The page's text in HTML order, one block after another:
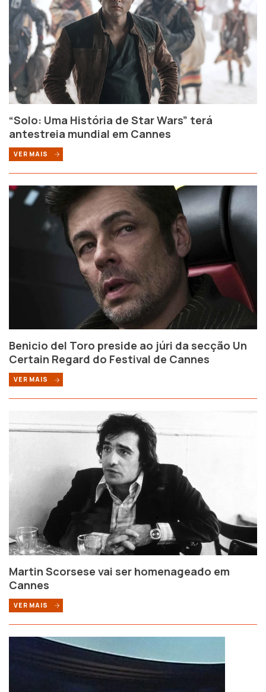
“Solo: Uma História de Star Wars” terá
antestreia mundial em Cannes
VER MAIS
Benicio del Toro preside ao júri da secção Un
Certain Regard do Festival de Cannes
VER MAIS
Martin Scorsese vai ser homenageado em
Cannes
VER MAIS